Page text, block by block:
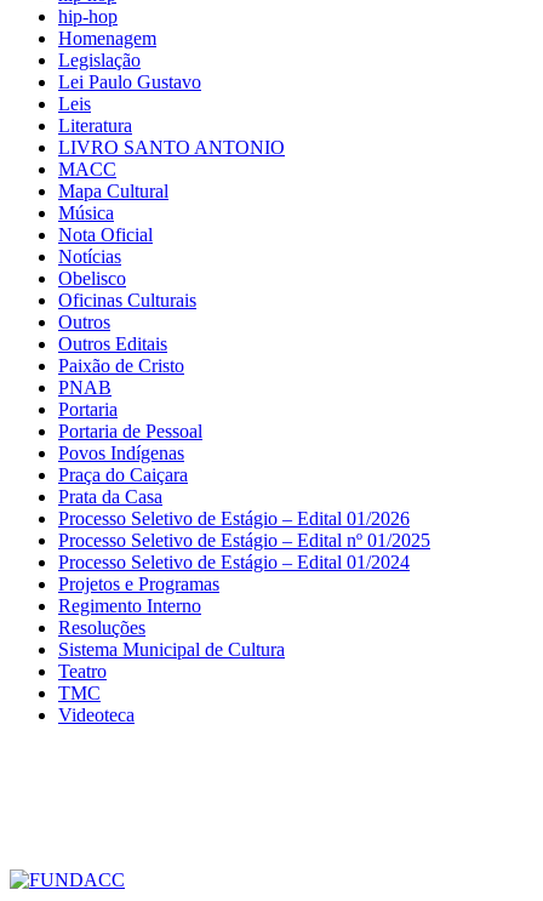
hip-hop
Homenagem
Legislação
Lei Paulo Gustavo
Leis
Literatura
LIVRO SANTO ANTONIO
MACC
Mapa Cultural
Música
Nota Oficial
Notícias
Obelisco
Oficinas Culturais
Outros
Outros Editais
Paixão de Cristo
PNAB
Portaria
Portaria de Pessoal
Povos Indígenas
Praça do Caiçara
Prata da Casa
Processo Seletivo de Estágio – Edital 01/2026
Processo Seletivo de Estágio – Edital nº 01/2025
Processo Seletivo de Estágio – Edital 01/2024
Projetos e Programas
Regimento Interno
Resoluções
Sistema Municipal de Cultura
Teatro
TMC
Videoteca